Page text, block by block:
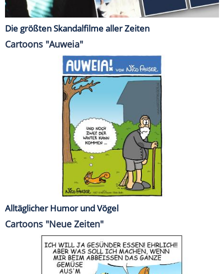
Die größten Skandalfilme aller Zeiten
Cartoons "Auweia"
Alltäglicher Humor und Vögel
Cartoons "Neue Zeiten"